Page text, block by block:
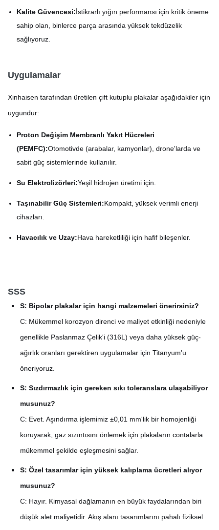
Kalite Güvencesi:İstikrarlı yığın performansı için kritik öneme
sahip olan, binlerce parça arasında yüksek tekdüzelik
sağlıyoruz.
Uygulamalar
Xinhaisen tarafından üretilen çift kutuplu plakalar aşağıdakiler için
uygundur:
Proton Değişim Membranlı Yakıt Hücreleri
(PEMFC):Otomotivde (arabalar, kamyonlar), drone'larda ve
sabit güç sistemlerinde kullanılır.
Su Elektrolizörleri:Yeşil hidrojen üretimi için.
Taşınabilir Güç Sistemleri:Kompakt, yüksek verimli enerji
cihazları.
Havacılık ve Uzay:Hava hareketliliği için hafif bileşenler.
SSS
S: Bipolar plakalar için hangi malzemeleri önerirsiniz?
C: Mükemmel korozyon direnci ve maliyet etkinliği nedeniyle
genellikle Paslanmaz Çelik'i (316L) veya daha yüksek güç-
ağırlık oranları gerektiren uygulamalar için Titanyum'u
öneriyoruz.
S: Sızdırmazlık için gereken sıkı toleranslara ulaşabiliyor
musunuz?
C: Evet. Aşındırma işlemimiz ±0,01 mm'lik bir homojenliği
koruyarak, gaz sızıntısını önlemek için plakaların contalarla
mükemmel şekilde eşleşmesini sağlar.
S: Özel tasarımlar için yüksek kalıplama ücretleri alıyor
musunuz?
C: Hayır. Kimyasal dağlamanın en büyük faydalarından biri
düşük alet maliyetidir. Akış alanı tasarımlarını pahalı fiziksel